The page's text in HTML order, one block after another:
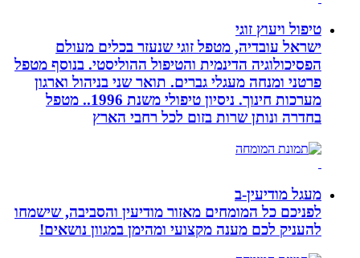
טיפול ויעוץ זוגי
ישראל עובדיה, מטפל זוגי שנעזר בכלים מעולם
הפסיכולוגיה הדינמית והטיפול ההוליסטי. בנוסף מטפל
פרטני ומנחה מעגלי גברים. תואר שני בניהול וארגון
מערכות חינוך. ניסיון טיפולי משנת 1996.. מטפל
בחדרה ונותן שרות בזום לכל רחבי הארץ
מעגל מודיעין-ב
לפניכם כל המומחים מאזור מודיעין והסביבה, שישמחו
להעניק לכם מענה מקצועי ומהימן במגוון נושאים!